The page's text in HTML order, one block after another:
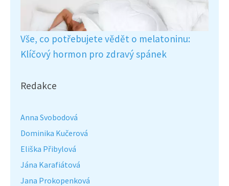
Vše, co potřebujete vědět o melatoninu:
Klíčový hormon pro zdravý spánek
Redakce
Anna Svobodová
Dominika Kučerová
Eliška Přibylová
Jána Karafiátová
Jana Prokopenková